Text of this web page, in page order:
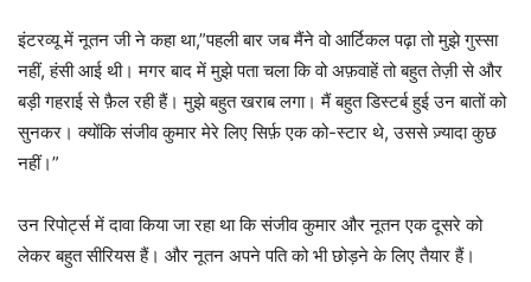
इंटरव्यू में नूतन जी ने कहा था,”पहली बार जब मैंने वो आर्टिकल पढ़ा तो मुझे गुस्सा
नहीं, हंसी आई थी। मगर बाद में मुझे पता चला कि वो अफ़वाहें तो बहुत तेज़ी से और
बड़ी गहराई से फ़ैल रही हैं। मुझे बहुत खराब लगा। मैं बहुत डिस्टर्ब हुई उन बातों को
सुनकर। क्योंकि संजीव कुमार मेरे लिए सिर्फ़ एक को-स्टार थे, उससे ज़्यादा कुछ
नहीं।”
उन रिपोर्ट्स में दावा किया जा रहा था कि संजीव कुमार और नूतन एक दूसरे को
लेकर बहुत सीरियस हैं। और नूतन अपने पति को भी छोड़ने के लिए तैयार हैं।